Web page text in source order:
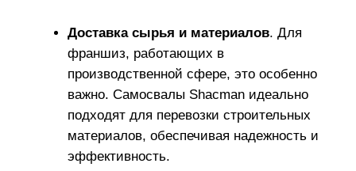
Доставка сырья и материалов. Для
франшиз, работающих в
производственной сфере, это особенно
важно. Самосвалы Shacman идеально
подходят для перевозки строительных
материалов, обеспечивая надежность и
эффективность.